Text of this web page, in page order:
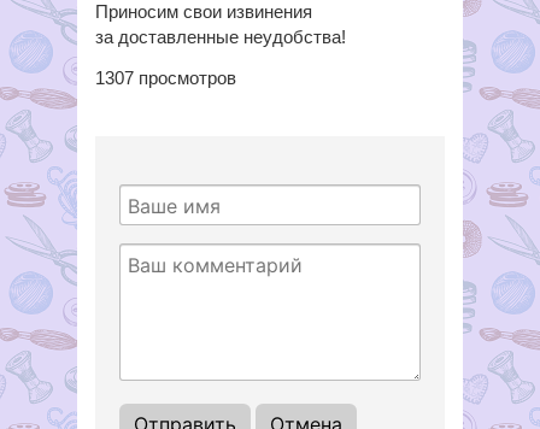
Приносим свои извинения
за доставленные неудобства!
1307 просмотров